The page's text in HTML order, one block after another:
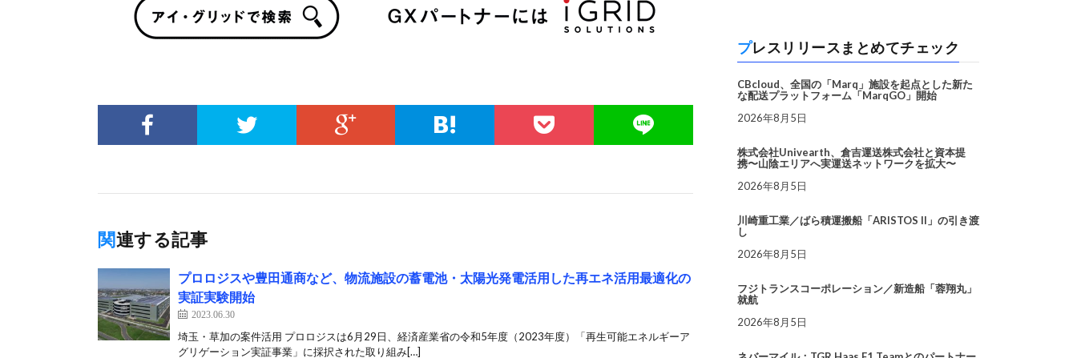
関連する記事
プロロジスや豊田通商など、物流施設の蓄電池・太陽光発電活用した再エネ活用最適化の
実証実験開始
2023.06.30
埼玉・草加の案件活用 プロロジスは6月29日、経済産業省の令和5年度（2023年度）「再生可能エネルギーア
グリゲーション実証事業」に採択された取り組み[…]
プレスリリースまとめてチェック
CBcloud、全国の「Marq」施設を起点とした新た
な配送プラットフォーム「MarqGO」開始
2026年8月5日
株式会社Univearth、倉吉運送株式会社と資本提
携〜山陰エリアへ実運送ネットワークを拡大〜
2026年8月5日
川崎重工業／ばら積運搬船「ARISTOS II」の引き渡
し
2026年8月5日
フジトランスコーポレーション／新造船「蓉翔丸」
就航
2026年8月5日